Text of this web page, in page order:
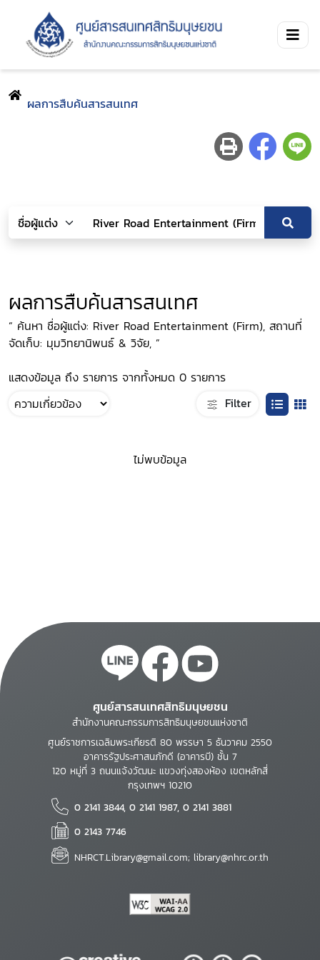
ผลการสืบค้นสารสนเทศ
ผลการสืบค้นสารสนเทศ
“ ค้นหา ชื่อผู้แต่ง: River Road Entertainment (Firm), สถานที่
จัดเก็บ: มุมวิทยานิพนธ์ & วิจัย, ”
แสดงข้อมูล ถึง รายการ จากทั้งหมด 0 รายการ
Filter
ไม่พบข้อมูล
ศูนย์สารสนเทศสิทธิมนุษยชน
สำนักงานคณะกรรมการสิทธิมนุษยชนแห่งชาติ
ศูนย์ราชการเฉลิมพระเกียรติ 80 พรรษา 5 ธันวาคม 2550
อาคารรัฐประศาสนภักดี (อาคารบี) ชั้น 7
120 หมู่ที่ 3 ถนนแจ้งวัฒนะ แขวงทุ่งสองห้อง เขตหลักสี่
กรุงเทพฯ 10210
0 2141 3844, 0 2141 1987, 0 2141 3881
0 2143 7746
NHRCT.Library@gmail.com; library@nhrc.or.th